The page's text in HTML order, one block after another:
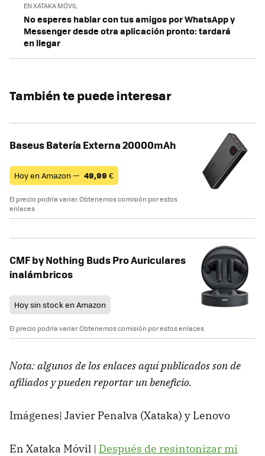
EN XATAKA MÓVIL
No esperes hablar con tus amigos por WhatsApp y
Messenger desde otra aplicación pronto: tardará
en llegar
También te puede interesar
Baseus Batería Externa 20000mAh
Hoy en Amazon — 49,99 €
El precio podría variar. Obtenemos comisión por estos
enlaces
CMF by Nothing Buds Pro Auriculares
inalámbricos
Hoy sin stock en Amazon
El precio podría variar. Obtenemos comisión por estos enlaces
Nota: algunos de los enlaces aquí publicados son de
afiliados y pueden reportar un beneficio.
Imágenes| Javier Penalva (Xataka) y Lenovo
En Xataka Móvil | Después de resintonizar mi